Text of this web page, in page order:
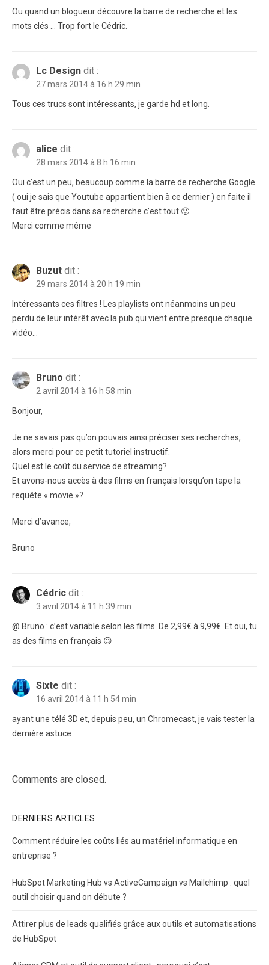
Ou quand un blogueur découvre la barre de recherche et les
mots clés … Trop fort le Cédric.
Lc Design dit :
27 mars 2014 à 16 h 29 min
Tous ces trucs sont intéressants, je garde hd et long.
alice dit :
28 mars 2014 à 8 h 16 min
Oui c’est un peu, beaucoup comme la barre de recherche Google
( oui je sais que Youtube appartient bien à ce dernier ) en faite il
faut être précis dans sa recherche c’est tout 🙂
Merci comme même
Buzut dit :
29 mars 2014 à 20 h 19 min
Intéressants ces filtres ! Les playlists ont néanmoins un peu
perdu de leur intérêt avec la pub qui vient entre presque chaque
vidéo…
Bruno dit :
2 avril 2014 à 16 h 58 min
Bonjour,
Je ne savais pas qu’on pouvais ainsi préciser ses recherches,
alors merci pour ce petit tutoriel instructif.
Quel est le coût du service de streaming?
Et avons-nous accès à des films en français lorsqu’on tape la
requête « movie »?
Merci d’avance,
Bruno
Cédric dit :
3 avril 2014 à 11 h 39 min
@ Bruno : c’est variable selon les films. De 2,99€ à 9,99€. Et oui, tu
as des films en français 😉
Sixte dit :
16 avril 2014 à 11 h 54 min
ayant une télé 3D et, depuis peu, un Chromecast, je vais tester la
dernière astuce
Comments are closed.
DERNIERS ARTICLES
Comment réduire les coûts liés au matériel informatique en
entreprise ?
HubSpot Marketing Hub vs ActiveCampaign vs Mailchimp : quel
outil choisir quand on débute ?
Attirer plus de leads qualifiés grâce aux outils et automatisations
de HubSpot